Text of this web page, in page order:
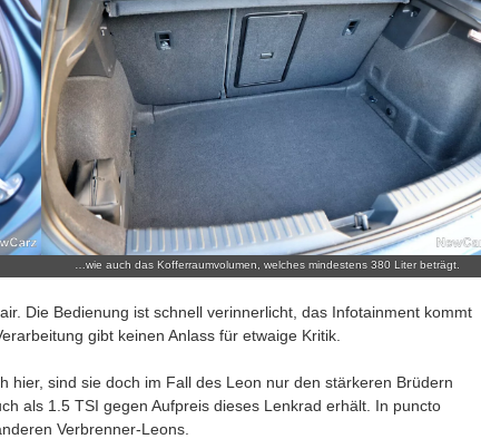
…wie auch das Kofferraumvolumen, welches mindestens 380 Liter beträgt.
Die Bedienung ist schnell verinnerlicht, das Infotainment kommt
gibt keinen Anlass für etwaige Kritik.
sind sie doch im Fall des Leon nur den stärkeren Brüdern
als 1.5 TSI gegen Aufpreis dieses Lenkrad erhält. In puncto
Verbrenner-Leons.